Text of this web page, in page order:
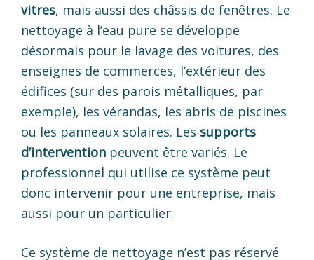
vitres, mais aussi des châssis de fenêtres. Le
nettoyage à l’eau pure se développe
désormais pour le lavage des voitures, des
enseignes de commerces, l’extérieur des
édifices (sur des parois métalliques, par
exemple), les vérandas, les abris de piscines
ou les panneaux solaires. Les supports
d’intervention peuvent être variés. Le
professionnel qui utilise ce système peut
donc intervenir pour une entreprise, mais
aussi pour un particulier.
Ce système de nettoyage n’est pas réservé